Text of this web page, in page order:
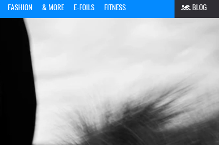
FASHION & MORE E-FOILS FITNESS BLOG